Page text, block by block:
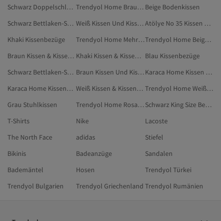
Schwarz Doppelschlafdecken
Trendyol Home Braun Kissen Und Kissenbezüge Beige Bodenkissen
Schwarz Bettlaken-Sets Für Einzelbetten
Weiß Kissen Und Kissenbezüge
Atölye No 35 Kissen Und Kissenbezüge
Khaki Kissenbezüge
Trendyol Home Mehrfarbig Kissen Und Kissenbezüge
Trendyol Home Beige Kissen & Kissenbezug
Braun Kissen & Kissenbezug
Khaki Kissen & Kissenbezug Blau Kissenbezüge
Schwarz Bettlaken-Sets Für Doppelbetten
Braun Kissen Und Kissenbezüge
Karaca Home Kissen Und Kissenbezüge
Karaca Home Kissenbezüge
Weiß Kissen & Kissenbezug
Trendyol Home Weiß Kissen
Grau Stuhlkissen
Trendyol Home Rosa Kissen Und Kissenbezüge
Schwarz King Size Bettlaken-Set
T-Shirts
Nike
Lacoste
The North Face
adidas
Stiefel
Bikinis
Badeanzüge
Sandalen
Bademäntel
Hosen
Trendyol Türkei
Trendyol Bulgarien
Trendyol Griechenland Trendyol Rumänien